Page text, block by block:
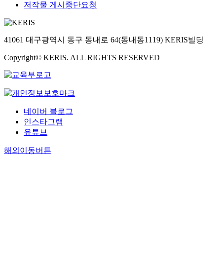
opinions and
continues to
저작물 게시중단요청
41061 대구광역시 동구 동내로 64(동내동1119) KERIS빌딩
Copyright© KERIS. ALL RIGHTS RESERVED
네이버 블로그
인스타그램
유튜브
해외이동버튼